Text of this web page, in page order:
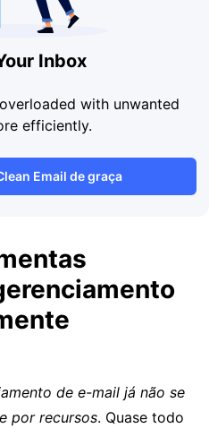
Inbox
with unwanted
efficiently.
Email de graça
de e-mail já não se
por recursos. Quase todo